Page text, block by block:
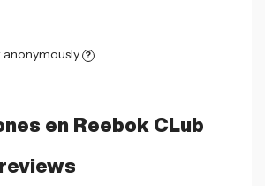
en Reebok CLub
anonymously ?